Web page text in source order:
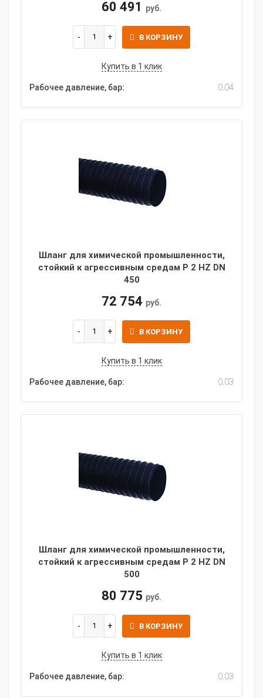
60 491 руб.
В КОРЗИНУ
Купить в 1 клик
Рабочее давление, бар: 0.04
Шланг для химической промышленности,
стойкий к агрессивным средам P 2 HZ DN
450
72 754 руб.
В КОРЗИНУ
Купить в 1 клик
Рабочее давление, бар: 0.03
Шланг для химической промышленности,
стойкий к агрессивным средам P 2 HZ DN
500
80 775 руб.
В КОРЗИНУ
Купить в 1 клик
Рабочее давление, бар: 0.03